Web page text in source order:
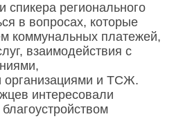
регионального
в вопросах, которые
коммунальных платежей,
взаимодействия с
и ТСЖ.
интересовали